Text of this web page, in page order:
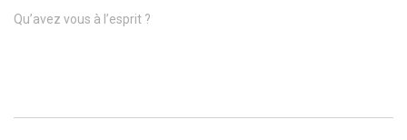
Qu’avez vous à l’esprit ?